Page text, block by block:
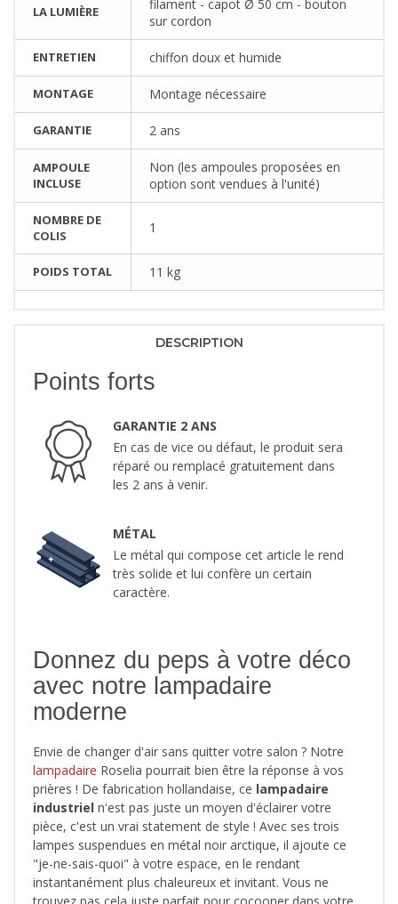
LA LUMIÈRE
filament - capot Ø 50 cm - bouton
sur cordon
ENTRETIEN chiffon doux et humide
MONTAGE Montage nécessaire
GARANTIE 2 ans
AMPOULE
INCLUSE
Non (les ampoules proposées en
option sont vendues à l'unité)
NOMBRE DE
COLIS
1
POIDS TOTAL 11 kg
DESCRIPTION
Points forts
GARANTIE 2 ANS
En cas de vice ou défaut, le produit sera
réparé ou remplacé gratuitement dans
les 2 ans à venir.
MÉTAL
Le métal qui compose cet article le rend
très solide et lui confère un certain
caractère.
Donnez du peps à votre déco
avec notre lampadaire
moderne
Envie de changer d'air sans quitter votre salon ? Notre
lampadaire Roselia pourrait bien être la réponse à vos
prières ! De fabrication hollandaise, ce lampadaire
industriel n'est pas juste un moyen d'éclairer votre
pièce, c'est un vrai statement de style ! Avec ses trois
lampes suspendues en métal noir arctique, il ajoute ce
"je-ne-sais-quoi" à votre espace, en le rendant
instantanément plus chaleureux et invitant. Vous ne